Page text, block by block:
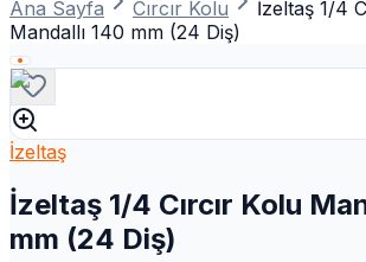
Ana Sayfa Cırcır Kolu
İzeltaş 1/4
Mandallı 140 mm (24 Diş)
İzeltaş
İzeltaş 1/4 Cırcır Kolu
mm (24 Diş)